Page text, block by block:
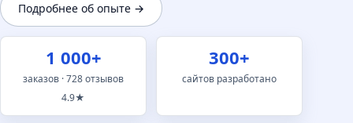
Programmatic SEO для образовательных проектов
Если у вас 30+ программ обучения, и вы ведёте их в
нескольких городах или форматах - programmatic
Подробнее об опыте →
1 000+
заказов · 728 отзывов
4.9★
300+
сайтов разработано